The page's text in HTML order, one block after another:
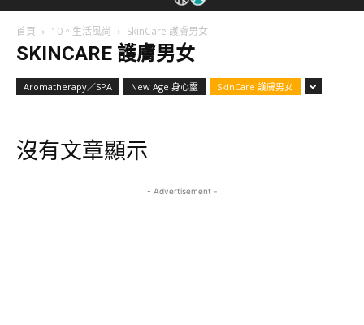
首頁 10。生活風尚 SkinCare 護膚男女
SKINCARE 護膚男女
Aromatherapy／SPA New Age 身心靈 SkinCare 護膚男女
沒有文章顯示
- Advertisement -